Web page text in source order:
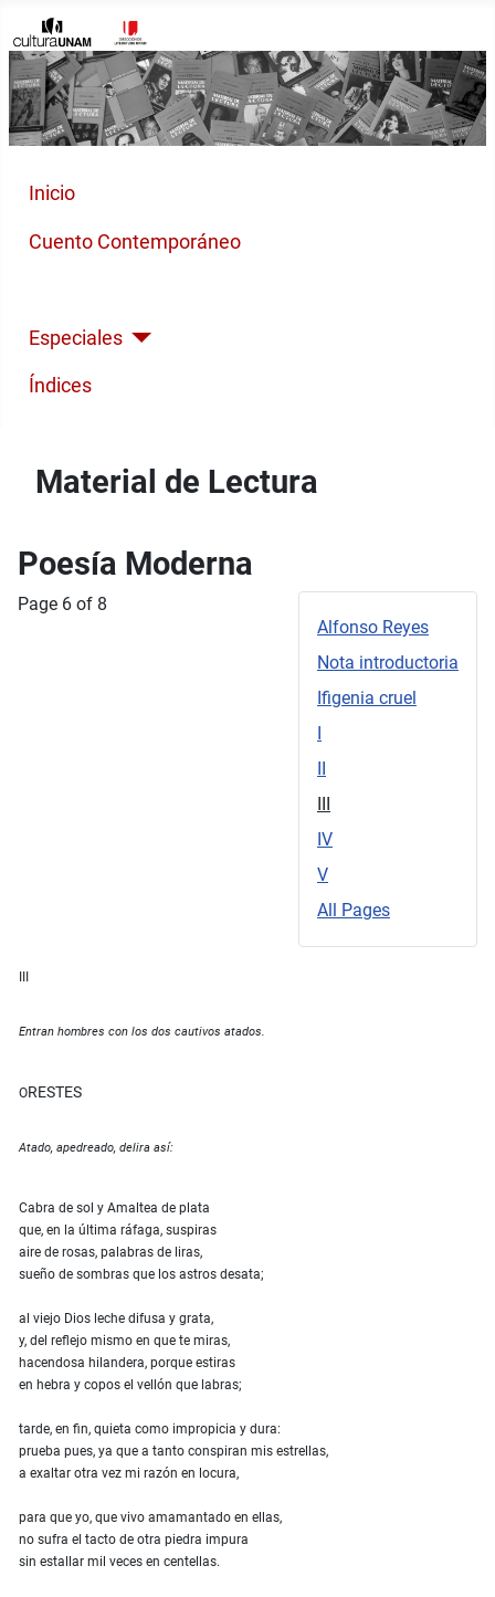
Inicio
Cuento Contemporáneo
Especiales
Índices
Material de Lectura
Poesía Moderna
Alfonso Reyes
Nota introductoria
Ifigenia cruel
IV
V
All Pages
Page 6 of 8
Entran hombres con los dos cautivos atados.
ORESTES
Atado, apedreado, delira así:
Cabra de sol y Amaltea de plata
que, en la última ráfaga, suspiras
aire de rosas, palabras de liras,
sueño de sombras que los astros desata;
al viejo Dios leche difusa y grata,
y, del reflejo mismo en que te miras,
hacendosa hilandera, porque estiras
en hebra y copos el vellón que labras;
tarde, en fin, quieta como impropicia y dura:
prueba pues, ya que a tanto conspiran mis estrellas,
a exaltar otra vez mi razón en locura,
para que yo, que vivo amamantado en ellas,
no sufra el tacto de otra piedra impura
sin estallar mil veces en centellas.